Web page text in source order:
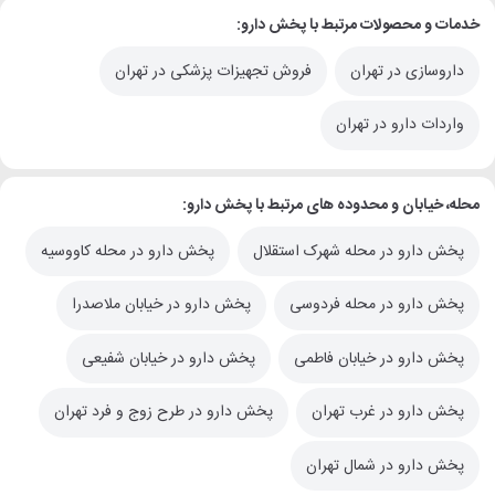
خدمات و محصولات مرتبط با پخش دارو:
داروسازی در تهران
فروش تجهیزات پزشکی در تهران
واردات دارو در تهران
محله، خیابان و محدوده های مرتبط با پخش دارو:
پخش دارو در محله شهرک استقلال
پخش دارو در محله کاووسیه
پخش دارو در محله فردوسی پخش دارو در خیابان ملاصدرا
پخش دارو در خیابان فاطمی پخش دارو در خیابان شفیعی
پخش دارو در غرب تهران پخش دارو در طرح زوج و فرد تهران
پخش دارو در شمال تهران